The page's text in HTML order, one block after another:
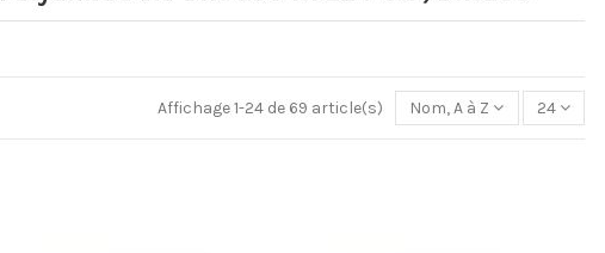
Affichage 1-24 de 69 article(s) Nom, A à Z 24